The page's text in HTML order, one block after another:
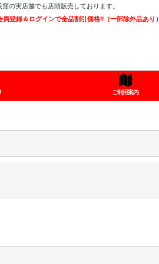
の実店舗でも店頭販売しております。
員登録＆ログインで全品割引価格!!（一部除外品あり）
ご利用案内